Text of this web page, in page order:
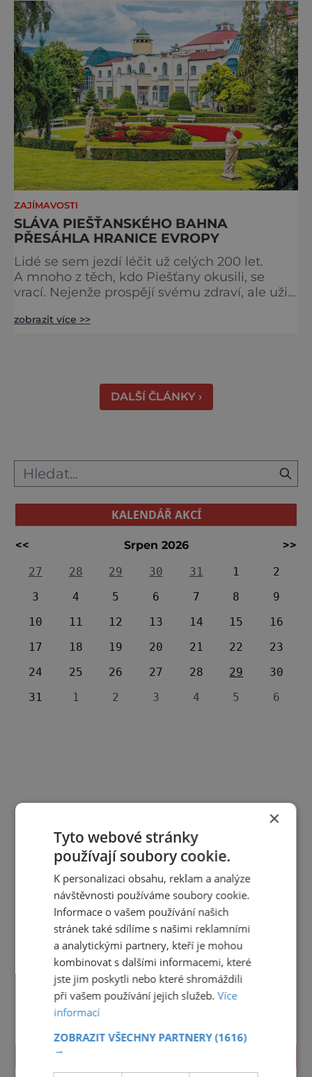
podobě. Města s neopakovatelnou
atmosférou Vydejte se s námi na prohlídku
měst, která patří k
ZAJÍMAVOSTI
SLÁVA PIEŠŤANSKÉHO BAHNA
PŘESÁHLA HRANICE EVROPY
Lidé se sem jezdí léčit už celých 200 let.
A mnoho z těch, kdo Piešťany okusili, se
vrací. Nejenže prospějí svému zdraví, ale užijí
řekne slovenské lázně, Piešťany bývají první
zobrazit více >>
DALŠÍ ČLÁNKY ›
KALENDÁŘ AKCÍ
<< Srpen 2026
>>
27
28 29 30 31 1
2
3
4 5 6 7 8
9
10
11 12 13 14 15
16
17
18 19 20 21 22
23
24
25 26 27 28 29
30
31
1 2 3 4 5 6
×
Tyto webové stránky
používají soubory cookie.
K personalizaci obsahu, reklam a analýze
návštěvnosti používáme soubory cookie.
Informace o vašem používání našich
stránek také sdílíme s našimi reklamními
a analytickými partnery, kteří je mohou
kombinovat s dalšími informacemi, které
jste jim poskytli nebo které shromáždili
při vašem používání jejich služeb.Více
informací
ZOBRAZIT VŠECHNY PARTNERY(1616)
→